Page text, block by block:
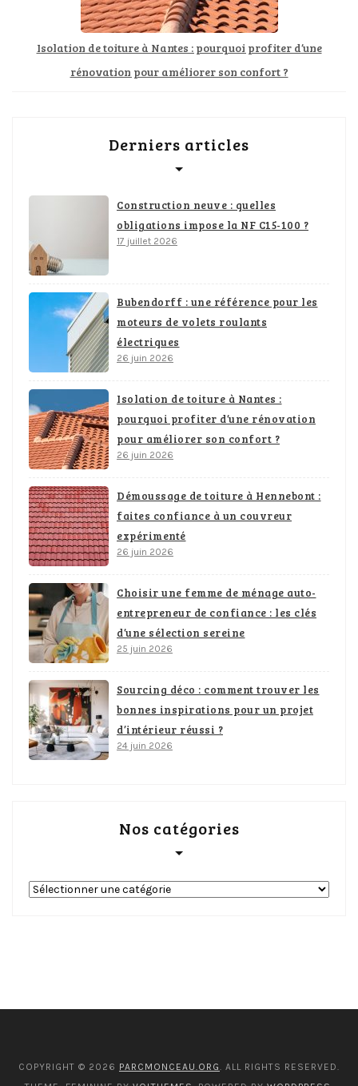
Isolation de toiture à Nantes : pourquoi profiter d’une
rénovation pour améliorer son confort ?
Derniers articles
Construction neuve : quelles
obligations impose la NF C15-100 ?
17 juillet 2026
Bubendorff : une référence pour les
moteurs de volets roulants
électriques
26 juin 2026
Isolation de toiture à Nantes :
pourquoi profiter d’une rénovation
pour améliorer son confort ?
26 juin 2026
Démoussage de toiture à Hennebont :
faites confiance à un couvreur
expérimenté
26 juin 2026
Choisir une femme de ménage auto-
entrepreneur de confiance : les clés
d’une sélection sereine
25 juin 2026
Sourcing déco : comment trouver les
bonnes inspirations pour un projet
d’intérieur réussi ?
24 juin 2026
Nos catégories
COPYRIGHT © 2026 PARCMONCEAU.ORG. ALL RIGHTS RESERVED.